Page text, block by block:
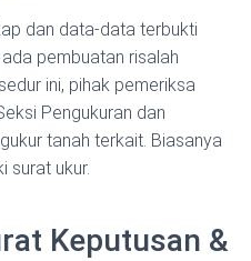
dan data-data terbukti
pembuatan risalah
ini, pihak pemeriksa
Pengukuran dan
tanah terkait. Biasanya
surat ukur.
Keputusan &